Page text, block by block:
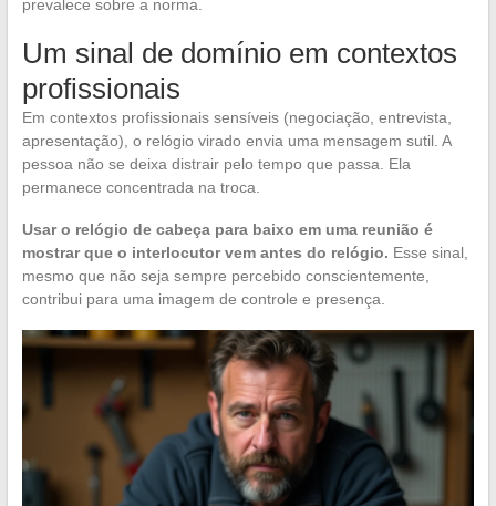
prevalece sobre a norma.
Um sinal de domínio em contextos
profissionais
Em contextos profissionais sensíveis (negociação, entrevista,
apresentação), o relógio virado envia uma mensagem sutil. A
pessoa não se deixa distrair pelo tempo que passa. Ela
permanece concentrada na troca.
Usar o relógio de cabeça para baixo em uma reunião é
mostrar que o interlocutor vem antes do relógio. Esse sinal,
mesmo que não seja sempre percebido conscientemente,
contribui para uma imagem de controle e presença.